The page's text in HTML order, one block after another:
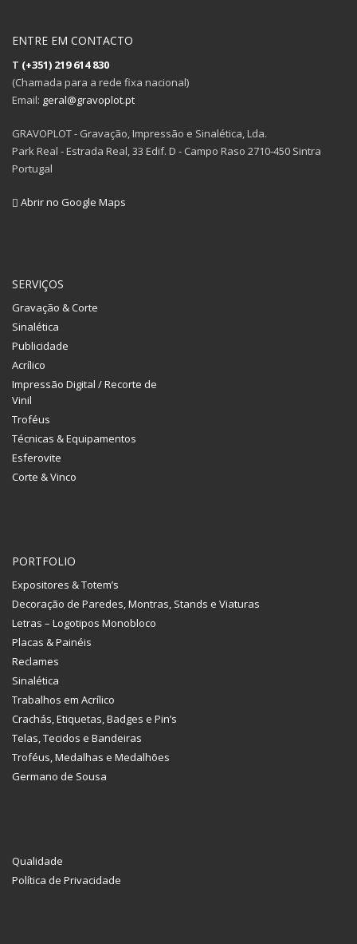
ENTRE EM CONTACTO
T (+351) 219 614 830
(Chamada para a rede fixa nacional)
Email: geral@gravoplot.pt
GRAVOPLOT - Gravação, Impressão e Sinalética, Lda.
Park Real - Estrada Real, 33 Edif. D - Campo Raso 2710-450 Sintra
Portugal
Abrir no Google Maps
SERVIÇOS
Gravação & Corte
Sinalética
Publicidade
Acrílico
Impressão Digital / Recorte de
Vinil
Troféus
Técnicas & Equipamentos
Esferovite
Corte & Vinco
PORTFOLIO
Expositores & Totem’s
Decoração de Paredes, Montras, Stands e Viaturas
Letras – Logotipos Monobloco
Placas & Painéis
Reclames
Sinalética
Trabalhos em Acrílico
Crachás, Etiquetas, Badges e Pin’s
Telas, Tecidos e Bandeiras
Troféus, Medalhas e Medalhões
Germano de Sousa
Qualidade
Política de Privacidade